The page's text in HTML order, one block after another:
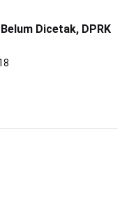
Dicetak, DPRK